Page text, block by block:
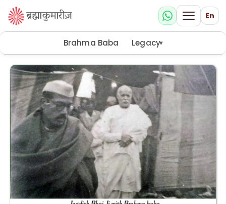
En
Brahma Baba Legacy▾